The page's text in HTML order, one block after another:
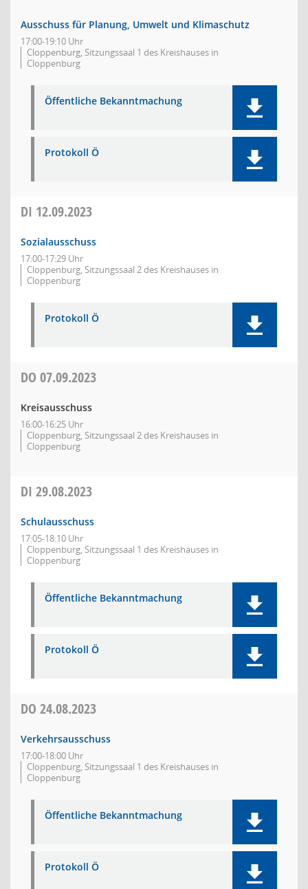
Ausschuss für Planung, Umwelt und Klimaschutz
17:00-19:10 Uhr
Cloppenburg, Sitzungssaal 1 des Kreishauses in
Cloppenburg
Öffentliche Bekanntmachung
Protokoll Ö
DI 12.09.2023
Sozialausschuss
17:00-17:29 Uhr
Cloppenburg, Sitzungssaal 2 des Kreishauses in
Cloppenburg
Protokoll Ö
DO 07.09.2023
Kreisausschuss
16:00-16:25 Uhr
Cloppenburg, Sitzungssaal 2 des Kreishauses in
Cloppenburg
DI 29.08.2023
Schulausschuss
17:05-18:10 Uhr
Cloppenburg, Sitzungssaal 1 des Kreishauses in
Cloppenburg
Öffentliche Bekanntmachung
Protokoll Ö
DO 24.08.2023
Verkehrsausschuss
17:00-18:00 Uhr
Cloppenburg, Sitzungssaal 1 des Kreishauses in
Cloppenburg
Öffentliche Bekanntmachung
Protokoll Ö